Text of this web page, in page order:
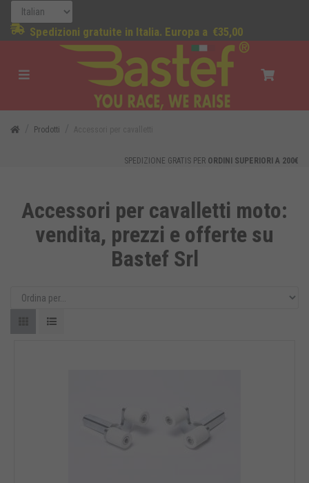
Spedizioni gratuite in Italia. Europa a €35,00
Prodotti
SPEDIZIONE GRATIS PER ORDINI SUPERIORI A 200€
Accessori per cavalletti moto:
vendita, prezzi e offerte su
Bastef Srl